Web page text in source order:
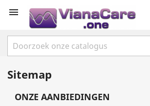

Sitemap
ONZE AANBIEDINGEN